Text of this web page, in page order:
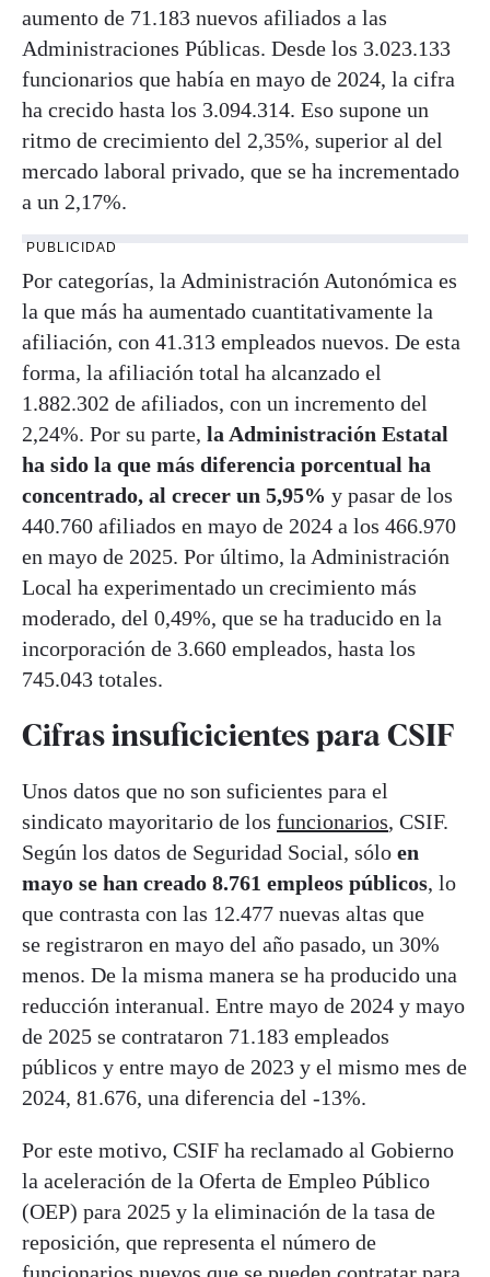
aumento de 71.183 nuevos afiliados a las
Administraciones Públicas. Desde los 3.023.133
funcionarios que había en mayo de 2024, la cifra
ha crecido hasta los 3.094.314. Eso supone un
ritmo de crecimiento del 2,35%, superior al del
mercado laboral privado, que se ha incrementado
a un 2,17%.
PUBLICIDAD
Por categorías, la Administración Autonómica es
la que más ha aumentado cuantitativamente la
afiliación, con 41.313 empleados nuevos. De esta
forma, la afiliación total ha alcanzado el
1.882.302 de afiliados, con un incremento del
2,24%. Por su parte, la Administración Estatal
ha sido la que más diferencia porcentual ha
concentrado, al crecer un 5,95% y pasar de los
440.760 afiliados en mayo de 2024 a los 466.970
en mayo de 2025. Por último, la Administración
Local ha experimentado un crecimiento más
moderado, del 0,49%, que se ha traducido en la
incorporación de 3.660 empleados, hasta los
745.043 totales.
Cifras insuficicientes para CSIF
Unos datos que no son suficientes para el
sindicato mayoritario de los funcionarios, CSIF.
Según los datos de Seguridad Social, sólo en
mayo se han creado 8.761 empleos públicos, lo
que contrasta con las 12.477 nuevas altas que
se registraron en mayo del año pasado, un 30%
menos. De la misma manera se ha producido una
reducción interanual. Entre mayo de 2024 y mayo
de 2025 se contrataron 71.183 empleados
públicos y entre mayo de 2023 y el mismo mes de
2024, 81.676, una diferencia del -13%.
Por este motivo, CSIF ha reclamado al Gobierno
la aceleración de la Oferta de Empleo Público
(OEP) para 2025 y la eliminación de la tasa de
reposición, que representa el número de